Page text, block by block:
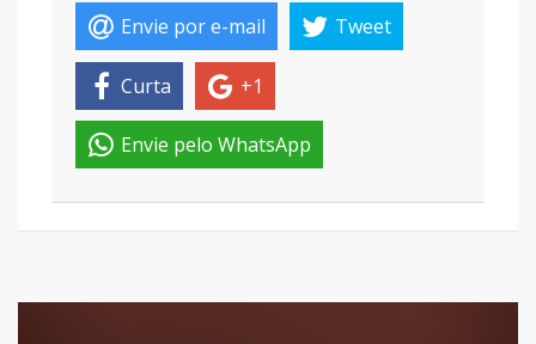
Envie por e-mail Tweet
Curta +1
Envie pelo WhatsApp